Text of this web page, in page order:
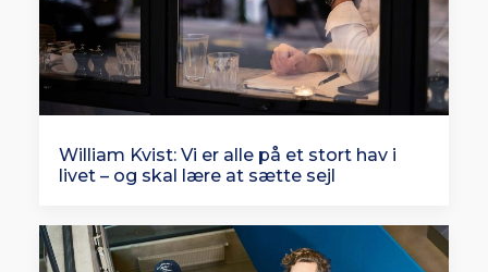
William Kvist: Vi er alle på et stort hav i
livet – og skal lære at sætte sejl